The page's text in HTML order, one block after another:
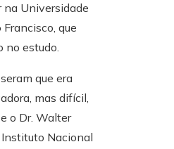
na Universidade
que
no estudo.
que era
mas difícil,
o Dr. Walter
Nacional